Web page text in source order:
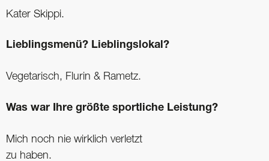
Kater Skippi.
Lieblingsmenü? Lieblingslokal?
Vegetarisch, Flurin & Rametz.
Was war Ihre größte sportliche Leistung?
Mich noch nie wirklich verletzt
zu haben.